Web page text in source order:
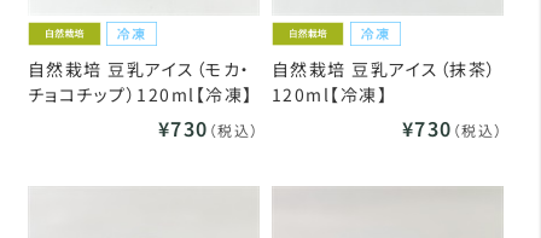
自然栽培 豆乳アイス（モカ・
チョコチップ）120ml【冷凍】
¥730 （税込）
自然栽培 豆乳アイス（抹茶）
120ml【冷凍】
¥730 （税込）